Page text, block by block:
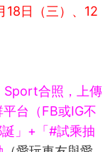
18日（三）、12
Sport合照，上傳
台（FB或IG不
」+「#試乘抽